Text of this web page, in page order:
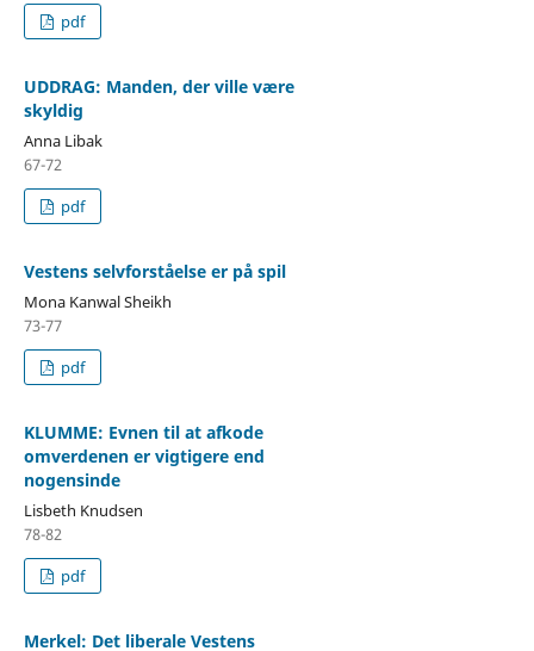
pdf
UDDRAG: Manden, der ville være
skyldig
Anna Libak
67-72
pdf
Vestens selvforståelse er på spil
Mona Kanwal Sheikh
73-77
pdf
KLUMME: Evnen til at afkode
omverdenen er vigtigere end
nogensinde
Lisbeth Knudsen
78-82
pdf
Merkel: Det liberale Vestens